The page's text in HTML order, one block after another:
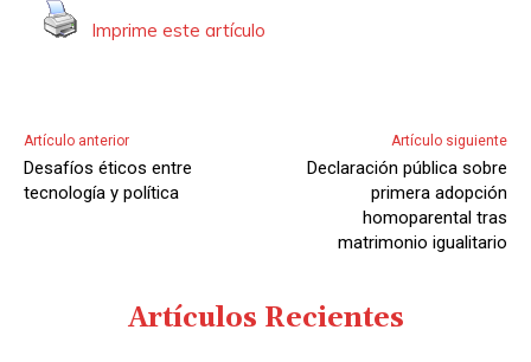
Imprime este artículo
Artículo anterior
Desafíos éticos entre
tecnología y política
Artículo siguiente
Declaración pública sobre
primera adopción
homoparental tras
matrimonio igualitario
Artículos Recientes